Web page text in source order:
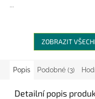
...
ZOBRAZIT
Popis Podobné (3)
Detailní popis